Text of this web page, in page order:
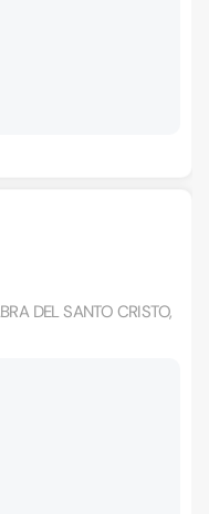
DEL SANTO CRISTO,